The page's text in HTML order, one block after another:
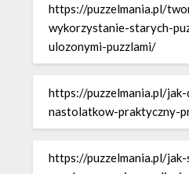
https://puzzelmania.pl/
wykorzystanie-starych-
ulozonymi-puzzlami/
https://puzzelmania.pl/
nastolatkow-praktyczny-
https://puzzelmania.pl/